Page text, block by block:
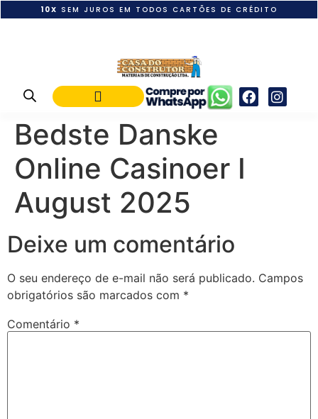
10X SEM JUROS EM TODOS CARTÕES DE CRÉDITO
Bedste Danske
Online Casinoer I
August 2025
Deixe um comentário
O seu endereço de e-mail não será publicado. Campos
obrigatórios são marcados com *
Comentário *